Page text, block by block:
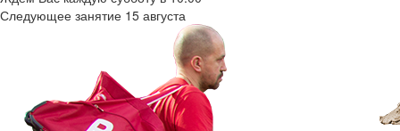
Следующее занятие 15 августа